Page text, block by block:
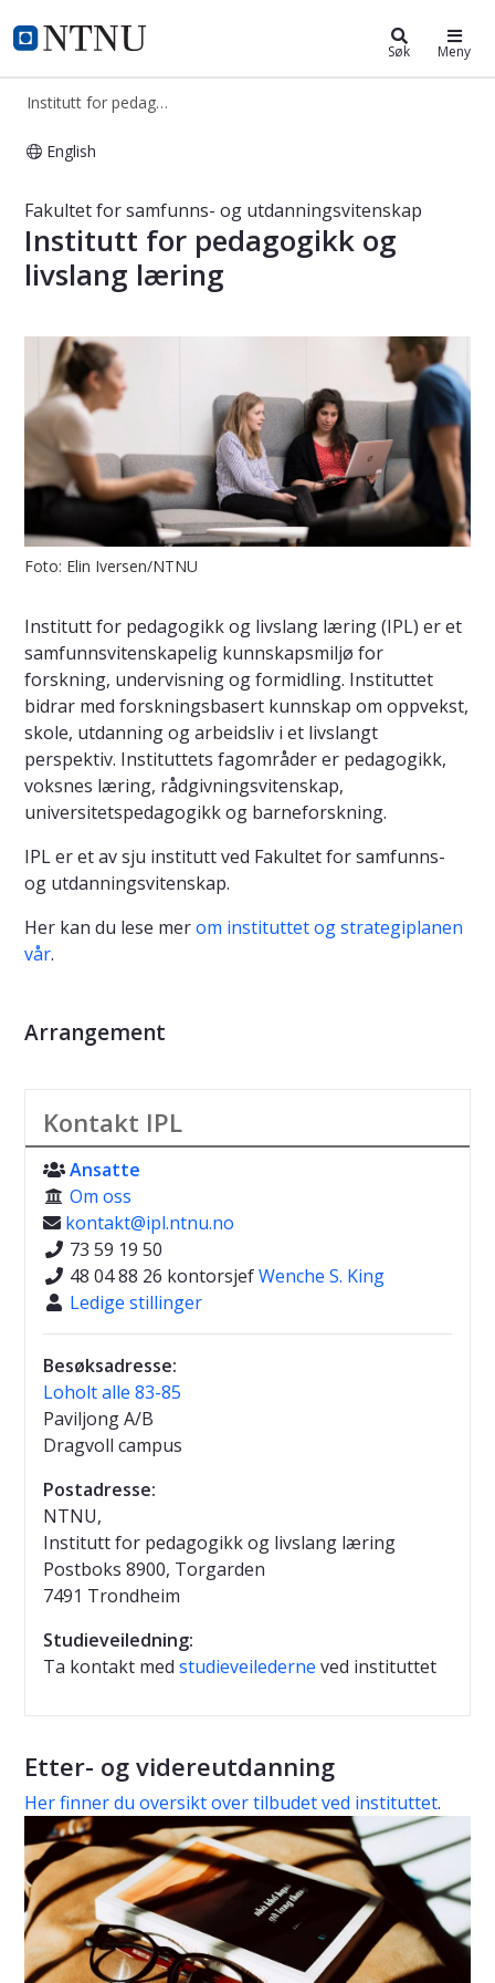
NTNU Hjemmeside
Institutt for pedagogikk ogSøk Meny
Institutt for pedagogikk og livslang læring
English
Fakultet for samfunns- og utdanningsvitenskap
Institutt for pedagogikk og
livslang læring
Foto: Elin Iversen/NTNU
Institutt for pedagogikk og livslang læring (IPL) er et
samfunnsvitenskapelig kunnskapsmiljø for
forskning, undervisning og formidling. Instituttet
bidrar med forskningsbasert kunnskap om oppvekst,
skole, utdanning og arbeidsliv i et livslangt
perspektiv. Instituttets fagområder er pedagogikk,
voksnes læring, rådgivningsvitenskap,
universitetspedagogikk og barneforskning.
IPL er et av sju institutt ved Fakultet for samfunns-
og utdanningsvitenskap.
Her kan du lese merom instituttet og strategiplanen
vår.
Arrangement
Kontakt IPL
 Ansatte
 Om oss
 kontakt@ipl.ntnu.no
 73 59 19 50
 48 04 88 26 kontorsjefWenche S. King
 Ledige stillinger
Besøksadresse:
Loholt alle 83-85
Paviljong A/B
Dragvoll campus
Postadresse:
NTNU,
Institutt for pedagogikk og livslang læring
Postboks 8900, Torgarden
7491 Trondheim
Studieveiledning:
Ta kontakt med studieveilederne ved instituttet
Etter- og videreutdanning
Her finner du oversikt over tilbudet ved instituttet.